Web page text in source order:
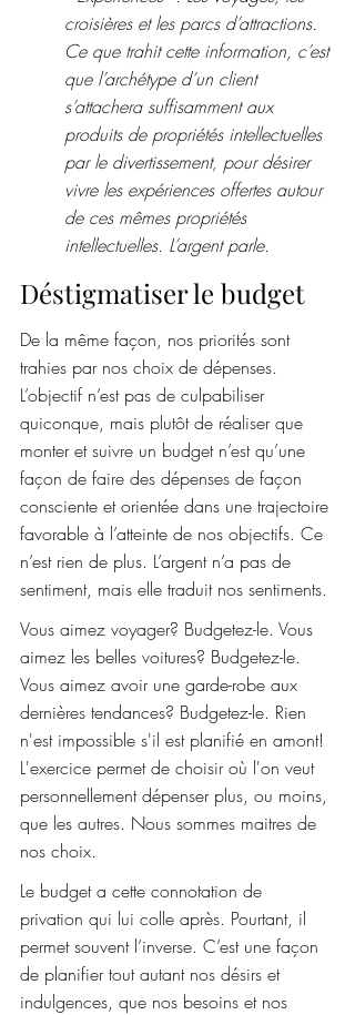
croisières et les parcs d’attractions.
Ce que trahit cette information, c’est
que l’archétype d’un client
s’attachera suffisamment aux
produits de propriétés intellectuelles
par le divertissement, pour désirer
vivre les expériences offertes autour
de ces mêmes propriétés
intellectuelles. L’argent parle.
Déstigmatiser le budget
De la même façon, nos priorités sont
trahies par nos choix de dépenses.
L’objectif n’est pas de culpabiliser
quiconque, mais plutôt de réaliser que
monter et suivre un budget n’est qu’une
façon de faire des dépenses de façon
consciente et orientée dans une trajectoire
favorable à l’atteinte de nos objectifs. Ce
n’est rien de plus. L’argent n’a pas de
sentiment, mais elle traduit nos sentiments.
Vous aimez voyager? Budgetez-le. Vous
aimez les belles voitures? Budgetez-le.
Vous aimez avoir une garde-robe aux
dernières tendances? Budgetez-le. Rien
n'est impossible s'il est planifié en amont!
L'exercice permet de choisir où l'on veut
personnellement dépenser plus, ou moins,
que les autres. Nous sommes maitres de
nos choix.
Le budget a cette connotation de
privation qui lui colle après. Pourtant, il
permet souvent l’inverse. C’est une façon
de planifier tout autant nos désirs et
indulgences, que nos besoins et nos